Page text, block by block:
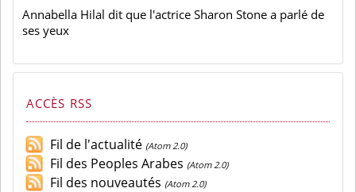
Annabella Hilal dit que l'actrice Sharon Stone a parlé de
ses yeux
ACCÈS RSS
Fil de l'actualité (Atom 2.0)
Fil des Peoples Arabes (Atom 2.0)
Fil des nouveautés (Atom 2.0)